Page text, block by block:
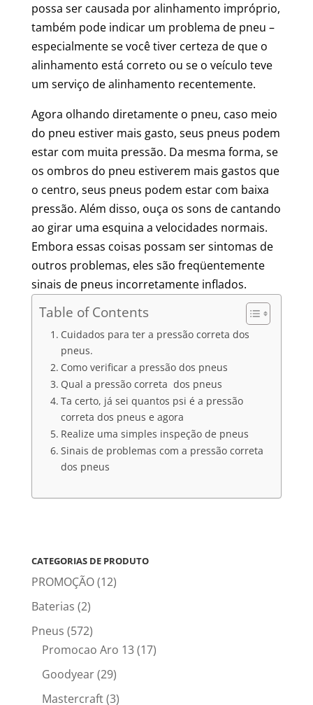
possa ser causada por alinhamento impróprio,
também pode indicar um problema de pneu –
especialmente se você tiver certeza de que o
alinhamento está correto ou se o veículo teve
um serviço de alinhamento recentemente.
Agora olhando diretamente o pneu, caso meio
do pneu estiver mais gasto, seus pneus podem
estar com muita pressão. Da mesma forma, se
os ombros do pneu estiverem mais gastos que
o centro, seus pneus podem estar com baixa
pressão. Além disso, ouça os sons de cantando
ao girar uma esquina a velocidades normais.
Embora essas coisas possam ser sintomas de
outros problemas, eles são freqüentemente
sinais de pneus incorretamente inflados.
Table of Contents
Cuidados para ter a pressão correta dos
pneus.
Como verificar a pressão dos pneus
Qual a pressão correta dos pneus
Ta certo, já sei quantos psi é a pressão
correta dos pneus e agora
Realize uma simples inspeção de pneus
Sinais de problemas com a pressão correta
dos pneus
CATEGORIAS DE PRODUTO
PROMOÇÃO(12)
Baterias (2)
Pneus (572)
Promocao Aro 13(17)
Goodyear(29)
Mastercraft(3)